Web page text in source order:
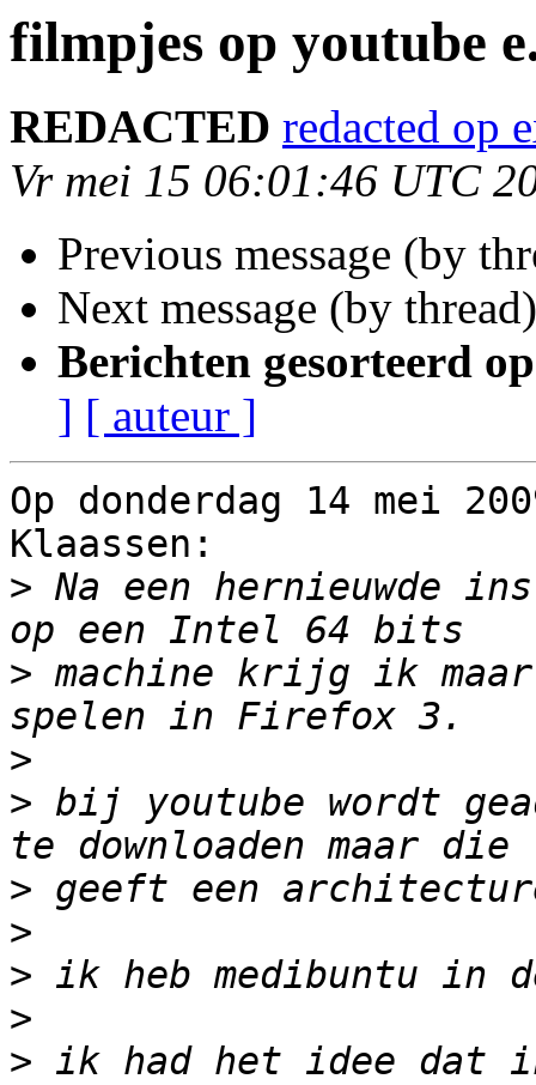
filmpjes op youtube
REDACTED redacted op
Vr mei 15 06:01:46 UTC
Previous message (by
Next message (by
Berichten gesorteerd
] [ auteur ]
Op donderdag 14 mei
Klaassen:
> Na een hernieuwde
> machine krijg ik
>
> bij youtube wordt
>
>
>
>
> ik had het idee dat